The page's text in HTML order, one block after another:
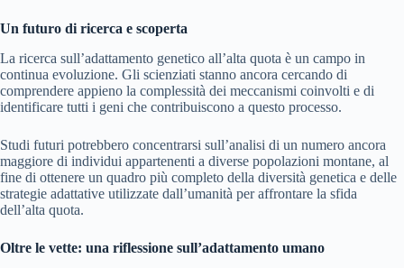
Un futuro di ricerca e scoperta
La ricerca sull’adattamento genetico all’alta quota è un campo in
continua evoluzione. Gli scienziati stanno ancora cercando di
comprendere appieno la complessità dei meccanismi coinvolti e di
identificare tutti i geni che contribuiscono a questo processo.
Studi futuri potrebbero concentrarsi sull’analisi di un numero ancora
maggiore di individui appartenenti a diverse popolazioni montane, al
fine di ottenere un quadro più completo della diversità genetica e delle
strategie adattative utilizzate dall’umanità per affrontare la sfida
dell’alta quota.
Oltre le vette: una riflessione sull’adattamento umano